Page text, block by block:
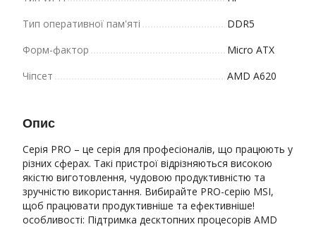
Тип оперативної пам'яті
DDR5
Форм-фактор
Micro ATX
Чіпсет
AMD A620
Опис
Серія PRO – це серія для професіоналів, що працюють у
різних сферах. Такі пристрої відрізняються високою
якістю виготовлення, чудовою продуктивністю та
зручністю використання. Вибирайте PRO-серію MSI,
щоб працювати продуктивніше та ефективніше!
особливості: Підтримка десктопних процесорів AMD